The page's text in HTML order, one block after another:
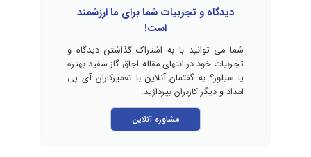
دیدگاه و تجربیات شما برای ما ارزشمند
است!
شما می توانید با به اشتراک گذاشتن دیدگاه و
تجربیات خود در انتهای مقاله اجاق گاز سفید بهتره
یا سیلور؟ به گفتمان آنلاین با تعمیرکاران آی پی
امداد و دیگر کاربران بپردازید.
مشاوره آنلاین